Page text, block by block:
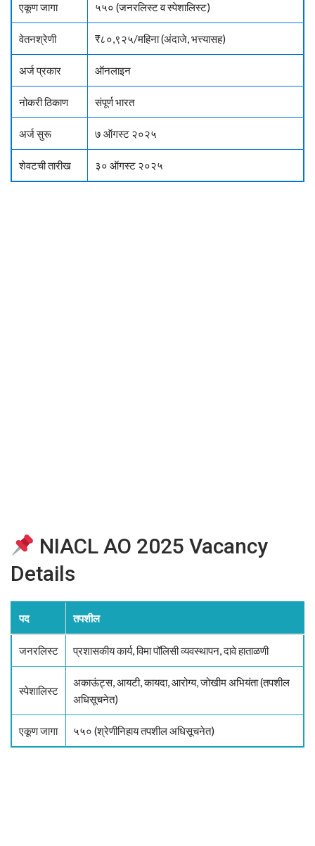
एकूण जागा ५५० (जनरलिस्ट व स्पेशालिस्ट)
वेतनश्रेणी ₹८०,९२५/महिना (अंदाजे, भत्त्यासह)
अर्ज प्रकार ऑनलाइन
नोकरी ठिकाण संपूर्ण भारत
अर्ज सुरू ७ ऑगस्ट २०२५
शेवटची तारीख ३० ऑगस्ट २०२५
NIACL AO 2025 Vacancy
Details
पद तपशील
जनरलिस्ट प्रशासकीय कार्य, विमा पॉलिसी व्यवस्थापन, दावे हाताळणी
स्पेशालिस्ट
अकाऊंट्स, आयटी, कायदा, आरोग्य, जोखीम अभियंता (तपशील
अधिसूचनेत)
एकूण जागा ५५० (श्रेणीनिहाय तपशील अधिसूचनेत)